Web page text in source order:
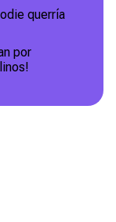
querría
por